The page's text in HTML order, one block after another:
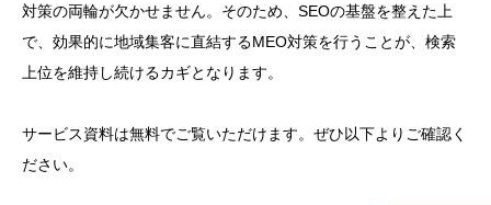
対策の両輪が欠かせません。そのため、SEOの基盤を整えた上
で、効果的に地域集客に直結するMEO対策を行うことが、検索
上位を維持し続けるカギとなります。
サービス資料は無料でご覧いただけます。ぜひ以下よりご確認く
ださい。